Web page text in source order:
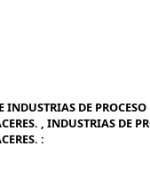
INDUSTRIAS DE
, INDUSTRIAS DE
: